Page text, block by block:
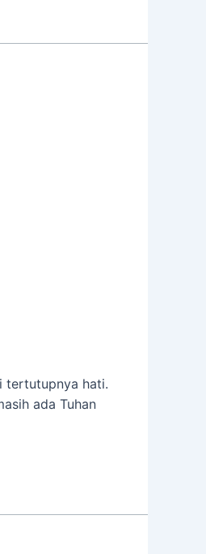
tertutupnya hati.
ada Tuhan